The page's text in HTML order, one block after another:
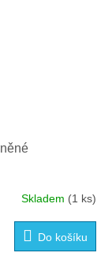
Skladem (1 ks)
Do košíku